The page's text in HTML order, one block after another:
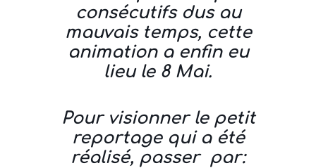
consécutifs dus au
mauvais temps, cette
animation a enfin eu
lieu le 8 Mai.
Pour visionner le petit
reportage qui a été
réalisé, passer par: